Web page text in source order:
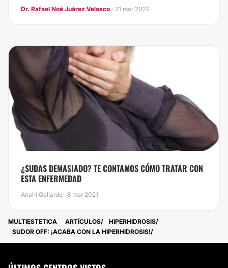
Dr. Rafael Noé Juárez Velasco · 21 mar 2022
¿SUDAS DEMASIADO? TE CONTAMOS CÓMO TRATAR CON
ESTA ENFERMEDAD
Anahí Gallardo · 8 mar 2021
MULTIESTETICA ARTÍCULOS
HIPERHIDROSIS
​SUDOR OFF: ¡ACABA CON LA HIPERHIDROSIS!